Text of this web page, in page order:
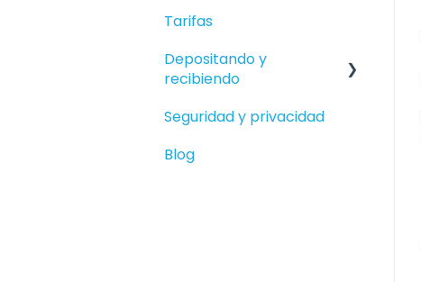
Nóminas de
Bitwage Business
Tarifas
Depositando y
recibiendo
Depositar en su Crypto
Seguridad y privacidad
Blog